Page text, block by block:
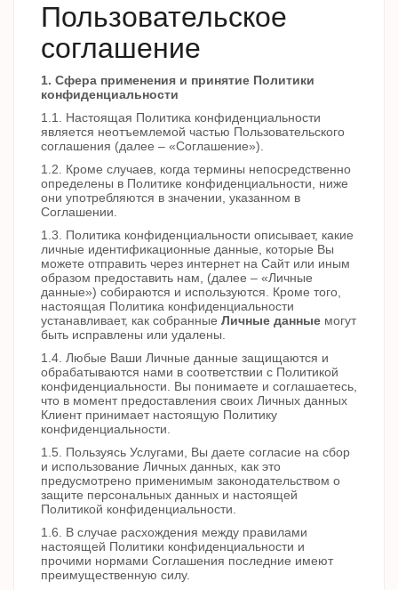
Пользовательское
соглашение
1. Сфера применения и принятие Политики
конфиденциальности
1.1. Настоящая Политика конфиденциальности
является неотъемлемой частью Пользовательского
соглашения (далее – «Соглашение»).
1.2. Кроме случаев, когда термины непосредственно
определены в Политике конфиденциальности, ниже
они употребляются в значении, указанном в
Соглашении.
1.3. Политика конфиденциальности описывает, какие
личные идентификационные данные, которые Вы
можете отправить через интернет на Сайт или иным
образом предоставить нам, (далее – «Личные
данные») собираются и используются. Кроме того,
настоящая Политика конфиденциальности
устанавливает, как собранные Личные данные могут
быть исправлены или удалены.
1.4. Любые Ваши Личные данные защищаются и
обрабатываются нами в соответствии с Политикой
конфиденциальности. Вы понимаете и соглашаетесь,
что в момент предоставления своих Личных данных
Клиент принимает настоящую Политику
конфиденциальности.
1.5. Пользуясь Услугами, Вы даете согласие на сбор
и использование Личных данных, как это
предусмотрено применимым законодательством о
защите персональных данных и настоящей
Политикой конфиденциальности.
1.6. В случае расхождения между правилами
настоящей Политики конфиденциальности и
прочими нормами Соглашения последние имеют
преимущественную силу.